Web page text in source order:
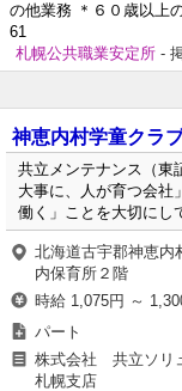
の他業務 ＊６０歳以上
61
札幌公共職業安定所 -
神恵内村学童クラ
共立メンテナンス（東
大事に、人が育つ会社
働く」ことを大切にし
北海道古宇郡神恵内
内保育所２階
時給 1,075円 ～
パート
株式会社 共立ソリ
札幌支店